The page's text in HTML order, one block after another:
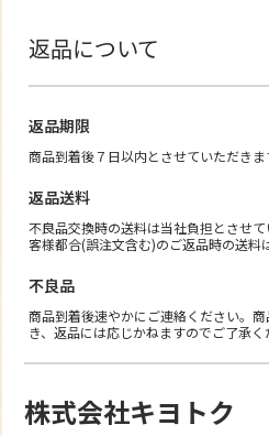
返品について
返品期限
商品到着後７日以内とさせていただきま
返品送料
不良品交換時の送料は当社負担とさせ
客様都合(誤注文含む)のご返品時の送料
不良品
商品到着後速やかにご連絡ください。
き、返品には応じかねますのでご了承く
株式会社キヨトク